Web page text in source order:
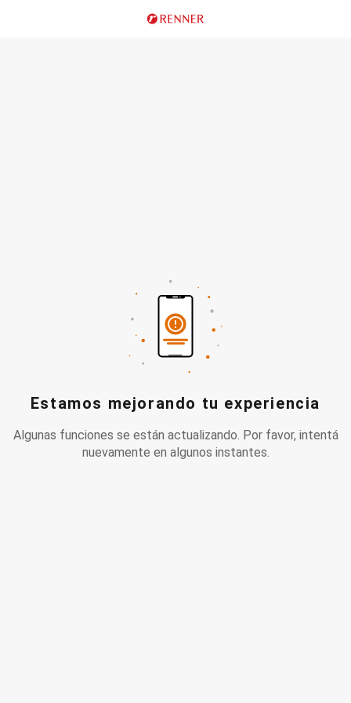
Estamos mejorando tu experiencia
Algunas funciones se están actualizando. Por favor, intentá
nuevamente en algunos instantes.